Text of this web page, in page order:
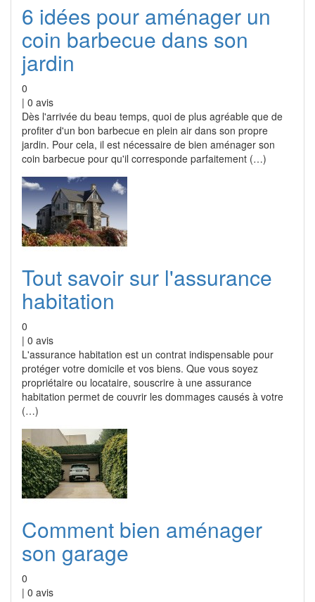
6 idées pour aménager un
coin barbecue dans son
jardin
0
| 0 avis
Dès l'arrivée du beau temps, quoi de plus agréable que de
profiter d'un bon barbecue en plein air dans son propre
jardin. Pour cela, il est nécessaire de bien aménager son
coin barbecue pour qu'il corresponde parfaitement (…)
Tout savoir sur l'assurance
habitation
0
| 0 avis
L'assurance habitation est un contrat indispensable pour
protéger votre domicile et vos biens. Que vous soyez
propriétaire ou locataire, souscrire à une assurance
habitation permet de couvrir les dommages causés à votre
(…)
Comment bien aménager
son garage
0
| 0 avis